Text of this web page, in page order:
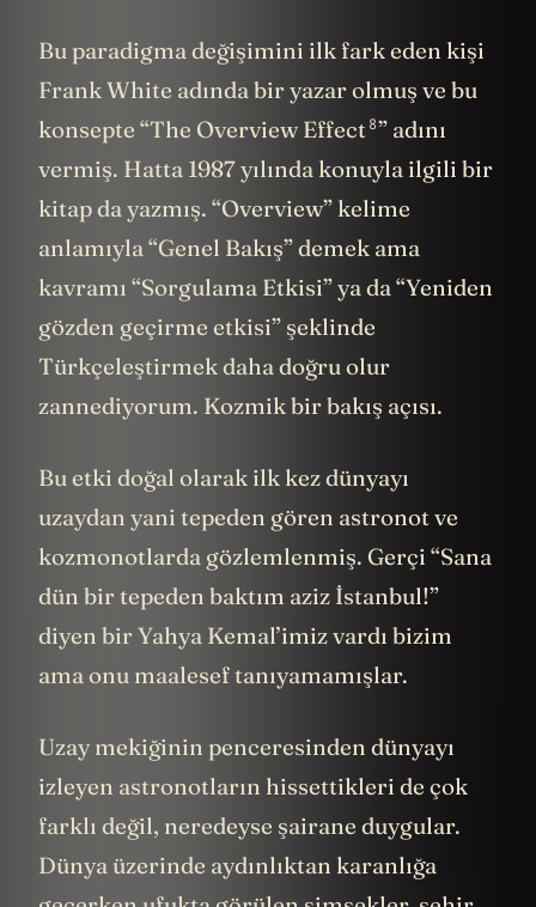
Bu paradigma değişimini ilk fark eden kişi
Frank White adında bir yazar olmuş ve bu
konsepte “The Overview Effect8” adını
vermiş. Hatta 1987 yılında konuyla ilgili bir
kitap da yazmış. “Overview” kelime
anlamıyla “Genel Bakış” demek ama
kavramı “Sorgulama Etkisi” ya da “Yeniden
gözden geçirme etkisi” şeklinde
Türkçeleştirmek daha doğru olur
zannediyorum. Kozmik bir bakış açısı.
Bu etki doğal olarak ilk kez dünyayı
uzaydan yani tepeden gören astronot ve
kozmonotlarda gözlemlenmiş. Gerçi “Sana
dün bir tepeden baktım aziz İstanbul!”
diyen bir Yahya Kemal’imiz vardı bizim
ama onu maalesef tanıyamamışlar.
Uzay mekiğinin penceresinden dünyayı
izleyen astronotların hissettikleri de çok
farklı değil, neredeyse şairane duygular.
Dünya üzerinde aydınlıktan karanlığa